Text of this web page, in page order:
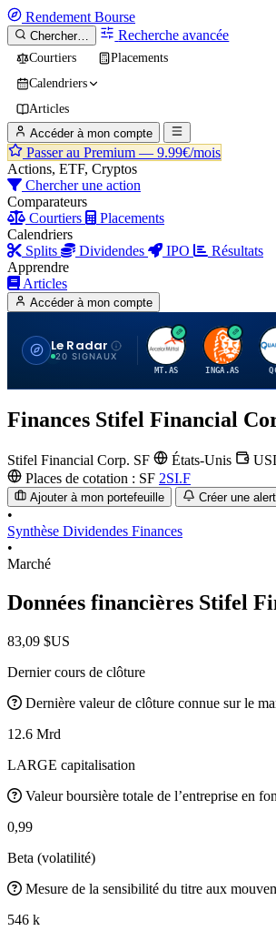
Rendement Bourse
Chercher… Recherche avancée
Courtiers
Placements
Calendriers
Articles
Accéder à mon compte
Passer au Premium — 9.99€/mois
Actions, ETF, Cryptos
Chercher une action
Comparateurs
Courtiers
Placements
Calendriers
Splits
Dividendes IPO
Résultats
Apprendre
Articles
Accéder à mon compte
Le Radar
20 SIGNAUX
A
MT.AS
I
INGA.AS
Finances Stifel Financial
Stifel Financial Corp. SF États-Unis
Places de cotation : SF 2SI.F
Ajouter à mon portefeuille Créer une
•
Synthèse Dividendes Finances
•
Marché
Données financières Stifel
83,09 $US
Dernier cours de clôture
Dernière valeur de clôture connue sur le
12.6 Mrd
LARGE capitalisation
Valeur boursière totale de l’entreprise en
0,99
Beta (volatilité)
Mesure de la sensibilité du titre aux
546 k